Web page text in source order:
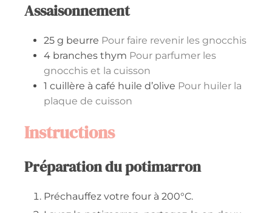
Assaisonnement
25 g beurre Pour faire revenir les gnocchis
4 branches thym Pour parfumer les
gnocchis et la cuisson
1 cuillère à café huile d’olive Pour huiler la
plaque de cuisson
Instructions
Préparation du potimarron
Préchauffez votre four à 200°C.